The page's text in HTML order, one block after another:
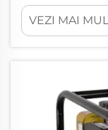
tehnici și practici
fiabilitatea și
VEZI MAI